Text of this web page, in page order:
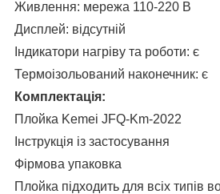
Живлення: мережа 110-220 В
Дисплей: відсутній
Індикатори нагріву та роботи: є
Термоізольований наконечник: є
Комплектація:
Плойка Kemei JFQ-Km-2022
Інструкція із застосування
Фірмова упаковка
Плойка підходить для всіх типів